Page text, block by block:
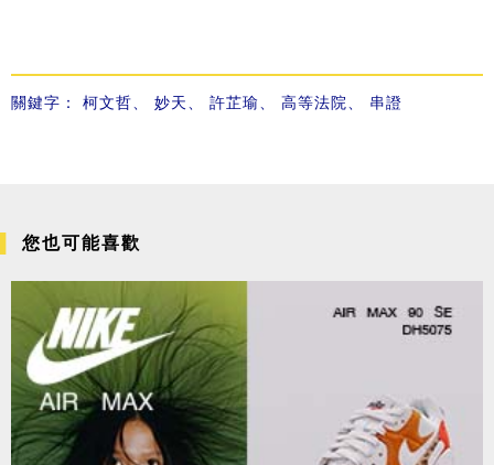
關鍵字： 柯文哲 妙天 許芷瑜 高等法院 串證
您也可能喜歡